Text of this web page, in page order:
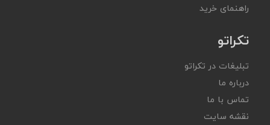
راهنمای خرید
تکراتو
تبلیغات در تکراتو
درباره ما
تماس با ما
نقشه سایت